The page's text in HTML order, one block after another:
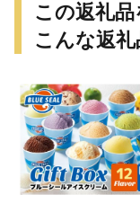
この返礼
こんな返